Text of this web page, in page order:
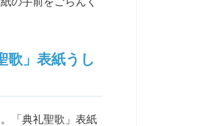
歌」表紙うし
「典礼聖歌」表紙